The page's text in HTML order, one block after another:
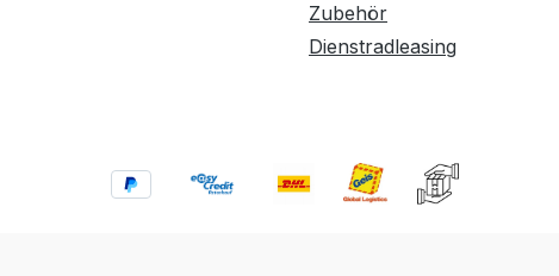
Zubehör
Dienstradleasing